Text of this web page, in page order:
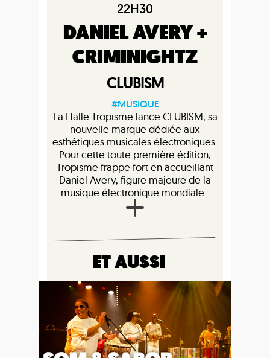
22H30
DANIEL AVERY +
CRIMINIGHTZ
CLUBISM
#MUSIQUE
La Halle Tropisme lance CLUBISM, sa
nouvelle marque dédiée aux
esthétiques musicales électroniques.
Pour cette toute première édition,
Tropisme frappe fort en accueillant
Daniel Avery, figure majeure de la
musique électronique mondiale.
ET AUSSI